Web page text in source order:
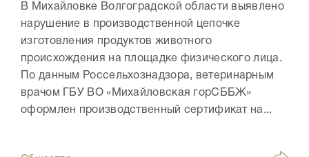
В Михайловке Волгоградской области выявлено
нарушение в производственной цепочке
изготовления продуктов животного
происхождения на площадке физического лица.
По данным Россельхознадзора, ветеринарным
врачом ГБУ ВО «Михайловская горСББЖ»
оформлен производственный сертификат на...